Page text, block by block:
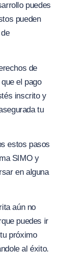
puedes
pueden
de
el pago
inscrito y
tu
estos pasos
SIMO y
en alguna
aún no
puedes ir
próximo
al éxito.